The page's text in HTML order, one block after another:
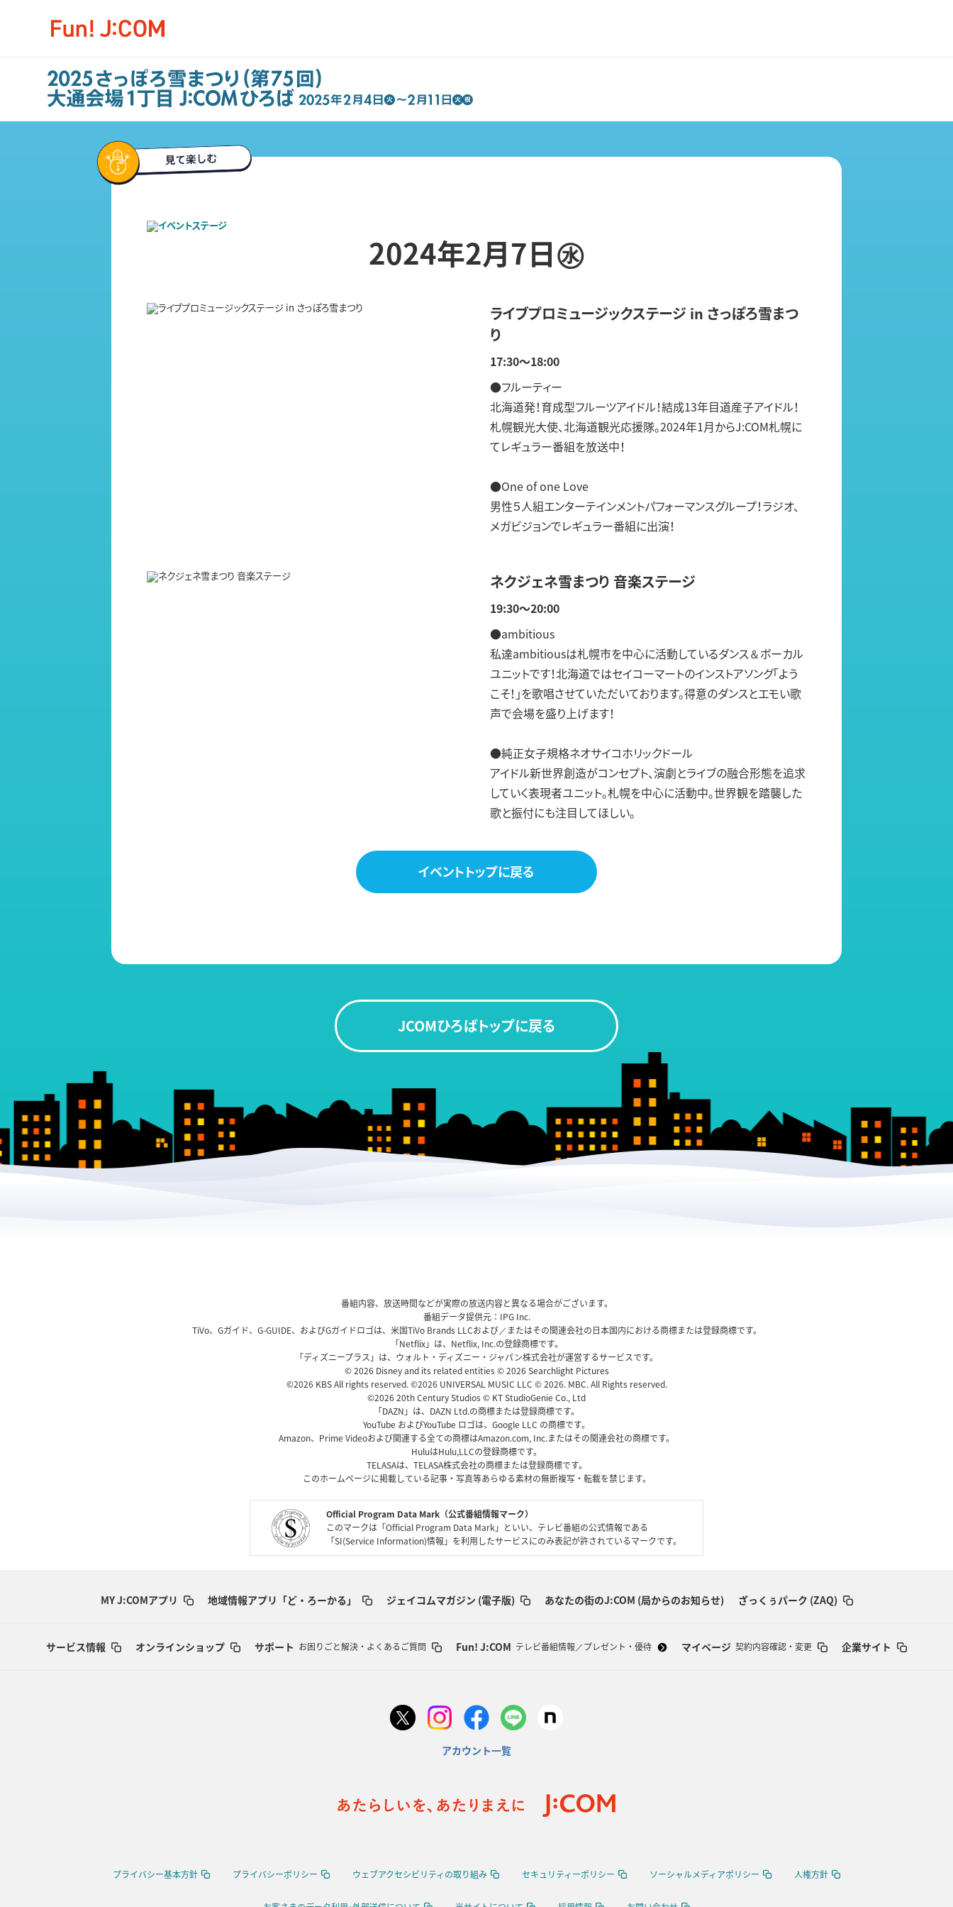
2024年2月7日㊌
ライブプロミュージックステージ in さっぽろ雪まつ
り
17:30～18:00
●フルーティー
北海道発！育成型フルーツアイドル！結成13年目道産子アイドル！
札幌観光大使、北海道観光応援隊。2024年1月からJ:COM札幌に
てレギュラー番組を放送中！
●One of one Love
男性５人組エンターテインメントパフォーマンスグループ！ラジオ、
メガビジョンでレギュラー番組に出演！
ネクジェネ雪まつり 音楽ステージ
19:30～20:00
●ambitious
私達ambitiousは札幌市を中心に活動しているダンス＆ボーカル
ユニットです！北海道ではセイコーマートのインストアソング「よう
こそ！」を歌唱させていただいております。得意のダンスとエモい歌
声で会場を盛り上げます！
●純正女子規格ネオサイコホリックドール
アイドル新世界創造がコンセプト、演劇とライブの融合形態を追求
していく表現者ユニット。札幌を中心に活動中。世界観を踏襲した
歌と振付にも注目してほしい。
イベントトップに戻る
JCOMひろばトップに戻る
番組内容、放送時間などが実際の放送内容と異なる場合がございます。
番組データ提供元：IPG Inc.
TiVo、Gガイド、G-GUIDE、およびGガイドロゴは、米国TiVo Brands LLCおよび／またはその関連会社の日本国内における商標または登録商標です。
「Netflix」は、Netflix, Inc.の登録商標です。
「ディズニープラス」は、ウォルト・ディズニー・ジャパン株式会社が運営するサービスです。
© 2026 Disney and its related entities © 2026 Searchlight Pictures
©2026 KBS All rights reserved. ©2026 UNIVERSAL MUSIC LLC © 2026. MBC. All Rights reserved.
©2026 20th Century Studios © KT StudioGenie Co., Ltd
「DAZN」は、DAZN Ltd.の商標または登録商標です。
YouTube およびYouTube ロゴは、Google LLC の商標です。
Amazon、Prime Videoおよび関連する全ての商標はAmazon.com, Inc.またはその関連会社の商標です。
HuluはHulu,LLCの登録商標です。
TELASAは、TELASA株式会社の商標または登録商標です。
このホームページに掲載している記事・写真等あらゆる素材の無断複写・転載を禁じます。
Official Program Data Mark（公式番組情報マーク）
このマークは「Official Program Data Mark」といい、テレビ番組の公式情報である
「SI(Service Information)情報」を利用したサービスにのみ表記が許されているマークです。
MY J:COMアプリ 地域情報アプリ「ど・ろーかる」 ジェイコムマガジン (電子版) あなたの街のJ:COM (局からのお知らせ) ざっくぅパーク (ZAQ)
サービス情報 オンラインショップ サポート お困りごと解決・よくあるご質問 Fun! J:COM テレビ番組情報／プレゼント・優待 マイページ 契約内容確認・変更 企業サイト
アカウント一覧
プライバシー基本方針 プライバシーポリシー ウェブアクセシビリティの取り組み セキュリティーポリシー ソーシャルメディアポリシー 人権方針